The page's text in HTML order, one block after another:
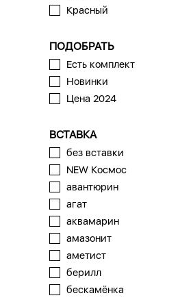
Красный
ПОДОБРАТЬ
Есть комплект
Новинки
Цена 2024
ВСТАВКА
без вставки
NEW Космос
авантюрин
агат
аквамарин
амазонит
аметист
берилл
бескамёнка